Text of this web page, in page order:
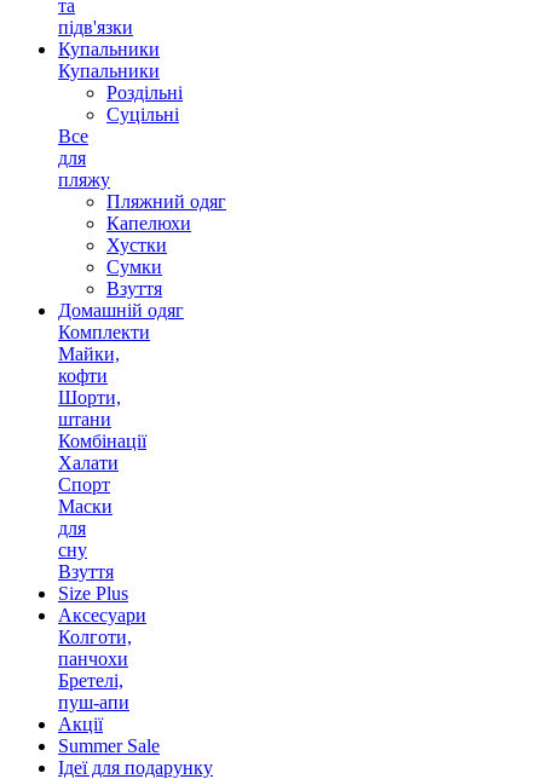
та
підв'язки
Купальники
Купальники
Роздільні
Суцільні
Все
для
пляжу
Пляжний одяг
Капелюхи
Хустки
Сумки
Взуття
Домашній одяг
Комплекти
Майки,
кофти
Шорти,
штани
Комбінації
Халати
Спорт
Маски
для
сну
Взуття
Size Plus
Аксесуари
Колготи,
панчохи
Бретелі,
пуш-апи
Акції
Summer Sale
Ідеї для подарунку